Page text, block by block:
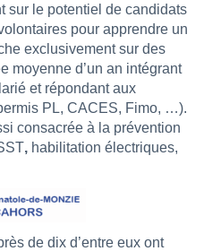
sur le potentiel de candidats
pour apprendre un
exclusivement sur des
moyenne d’un an intégrant
et répondant aux
PL, CACES, Fimo, …).
consacrée à la prévention
, habilitation électriques,
de dix d’entre eux ont